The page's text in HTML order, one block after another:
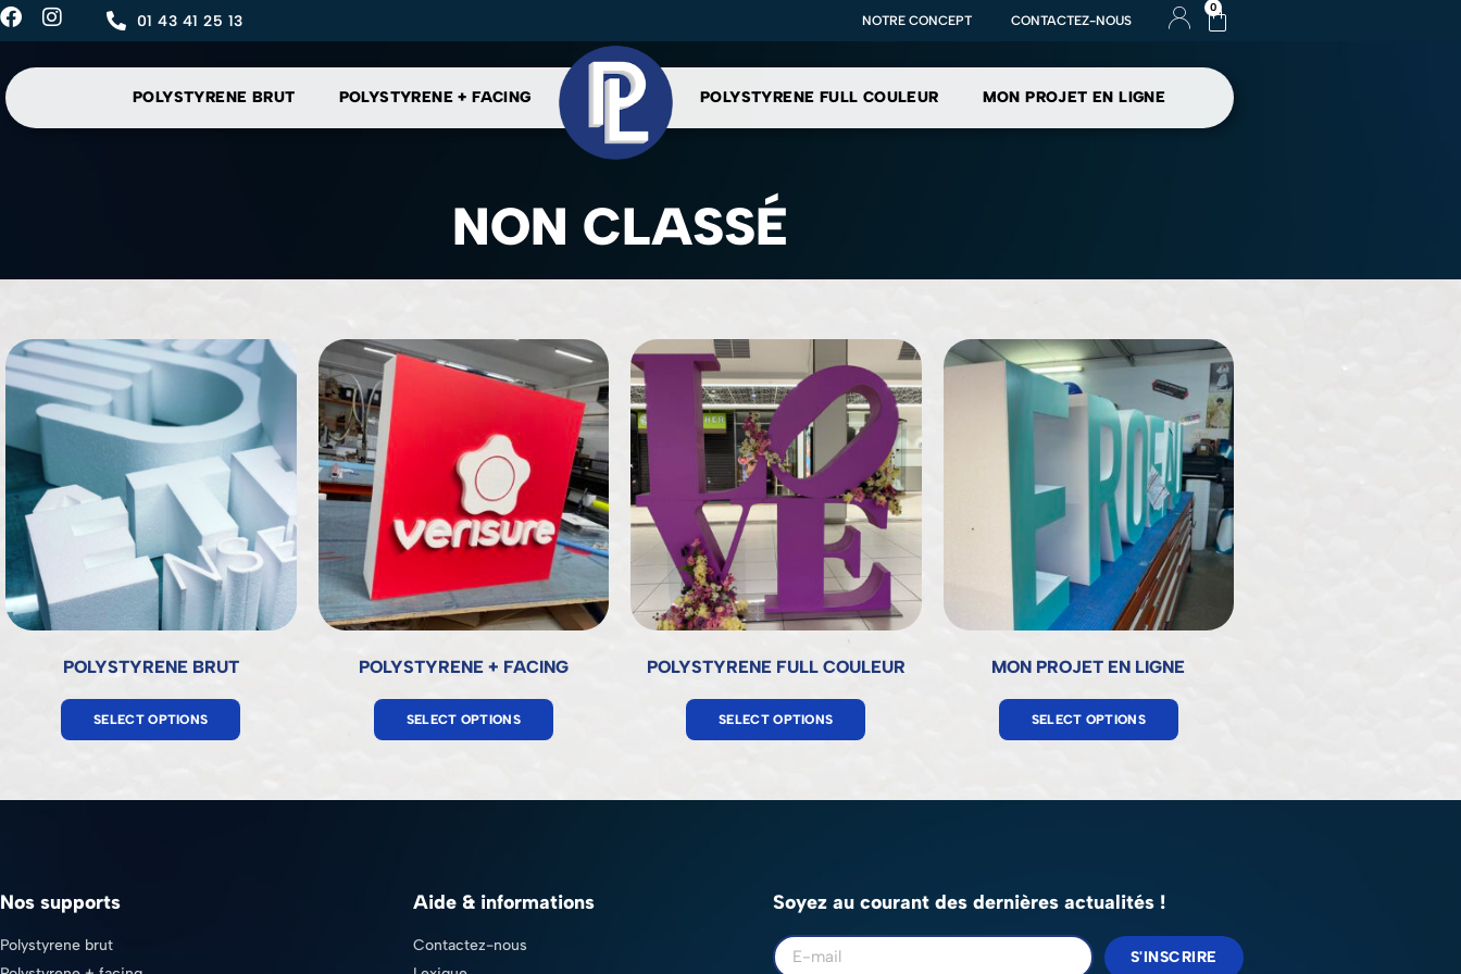
01 43 41 25 13 NOTRE CONCEPT CONTACTEZ-NOUS
0
POLYSTYRENE BRUT POLYSTYRENE + FACING POLYSTYRENE FULL COULEUR MON PROJET EN LIGNE
NON CLASSÉ
POLYSTYRENE BRUT
SELECT OPTIONS
POLYSTYRENE + FACING
SELECT OPTIONS
POLYSTYRENE FULL COULEUR
SELECT OPTIONS
MON PROJET EN LIGNE
SELECT OPTIONS
Nos supports
Polystyrene brut
Aide & informations
Contactez-nous
Soyez au courant des dernières actualités !
S'INSCRIRE